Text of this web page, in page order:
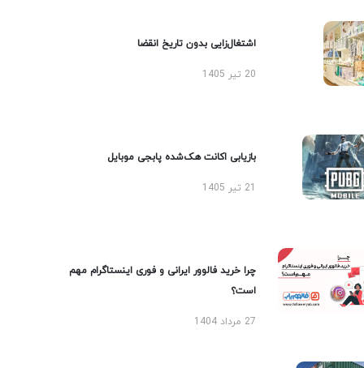
اشتغال‌زایی بدون تاریخ انقضا
20 تیر 1405
بازیابی اکانت هک‌شده پابجی موبایل
چرا خرید فالوور ایرانی و فوری اینستاگرام مهم
است؟
27 مرداد 1404